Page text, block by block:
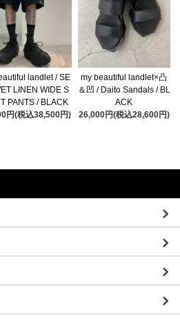
landlet / SE
LINEN WIDE S
PANTS / BLACK
円(税込38,500円)
my beautiful landlet×凸
＆凹 / Daito Sandals / BL
ACK
26,000円(税込28,600円)